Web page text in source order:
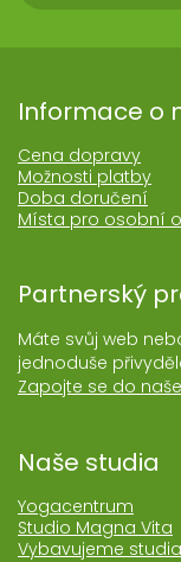
Informace o
Cena dopravy
Možnosti platby
Doba doručení
Místa pro osobní
Partnerský
Máte svůj web
jednoduše
Zapojte se do
Naše studia
Yogacentrum
Studio Magna Vita
Vybavujeme studia